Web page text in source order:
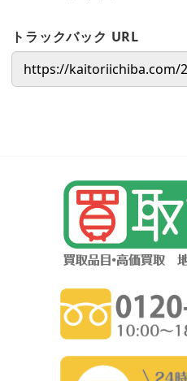
トラックバック URL